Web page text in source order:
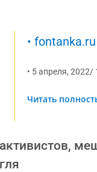
• fontanka.ru
• 5 апреля, 2022/
Читать